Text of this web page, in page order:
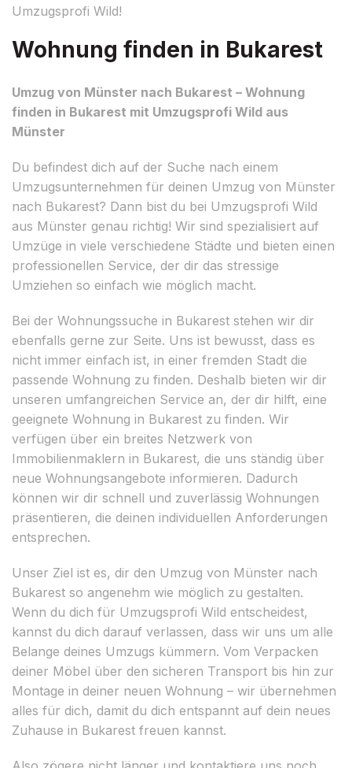
Umzugsprofi Wild!
Wohnung finden in Bukarest
Umzug von Münster nach Bukarest – Wohnung
finden in Bukarest mit Umzugsprofi Wild aus
Münster
Du befindest dich auf der Suche nach einem
Umzugsunternehmen für deinen Umzug von Münster
nach Bukarest? Dann bist du bei Umzugsprofi Wild
aus Münster genau richtig! Wir sind spezialisiert auf
Umzüge in viele verschiedene Städte und bieten einen
professionellen Service, der dir das stressige
Umziehen so einfach wie möglich macht.
Bei der Wohnungssuche in Bukarest stehen wir dir
ebenfalls gerne zur Seite. Uns ist bewusst, dass es
nicht immer einfach ist, in einer fremden Stadt die
passende Wohnung zu finden. Deshalb bieten wir dir
unseren umfangreichen Service an, der dir hilft, eine
geeignete Wohnung in Bukarest zu finden. Wir
verfügen über ein breites Netzwerk von
Immobilienmaklern in Bukarest, die uns ständig über
neue Wohnungsangebote informieren. Dadurch
können wir dir schnell und zuverlässig Wohnungen
präsentieren, die deinen individuellen Anforderungen
entsprechen.
Unser Ziel ist es, dir den Umzug von Münster nach
Bukarest so angenehm wie möglich zu gestalten.
Wenn du dich für Umzugsprofi Wild entscheidest,
kannst du dich darauf verlassen, dass wir uns um alle
Belange deines Umzugs kümmern. Vom Verpacken
deiner Möbel über den sicheren Transport bis hin zur
Montage in deiner neuen Wohnung – wir übernehmen
alles für dich, damit du dich entspannt auf dein neues
Zuhause in Bukarest freuen kannst.